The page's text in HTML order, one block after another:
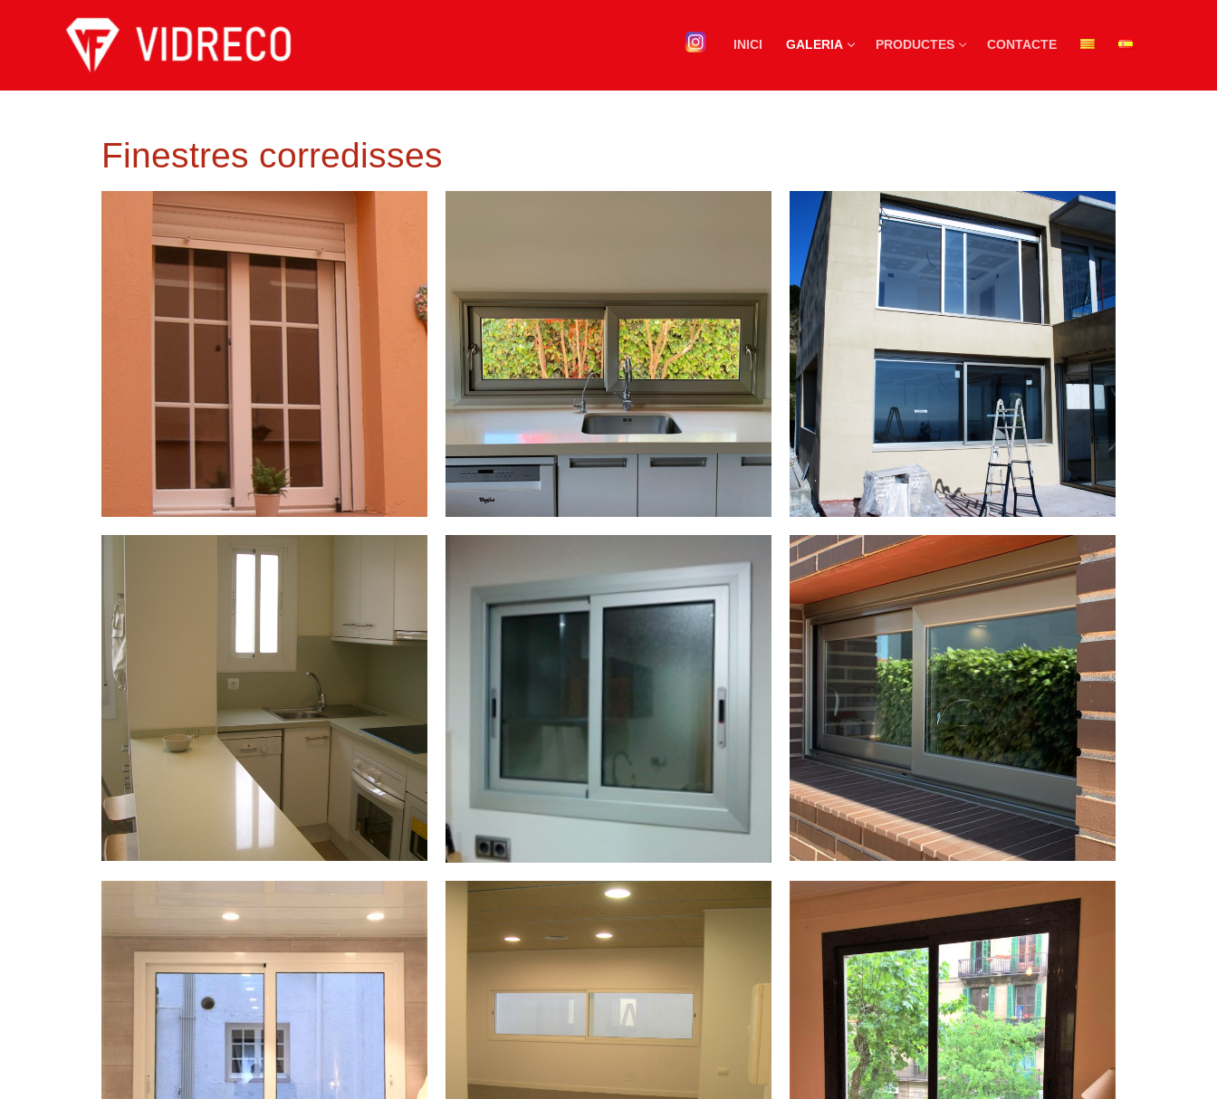
INICI GALERIA PRODUCTES CONTACTE
Finestres corredisses